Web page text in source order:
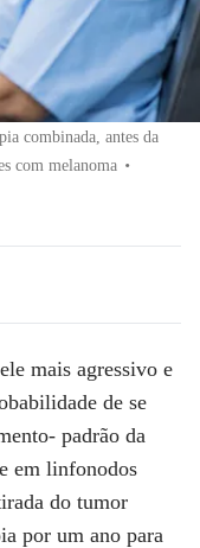
combinada, antes da
com melanoma •
mais agressivo e
de se
padrão da
em linfonodos
do tumor
por um ano para